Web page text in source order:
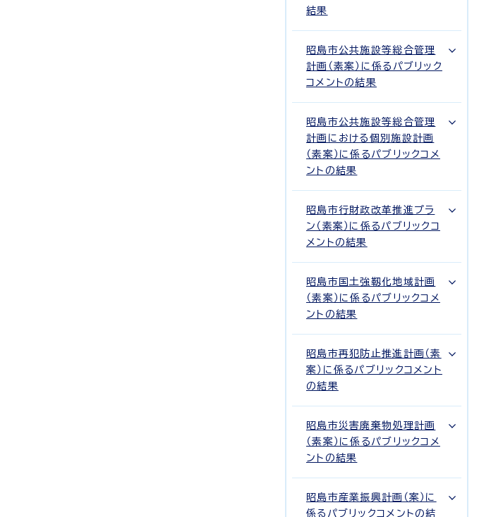
結果
昭島市公共施設等総合管理
計画（素案）に係るパブリック
コメントの結果
昭島市公共施設等総合管理
計画における個別施設計画
（素案）に係るパブリックコメ
ントの結果
昭島市行財政改革推進プラ
ン（素案）に係るパブリックコ
メントの結果
昭島市国土強靱化地域計画
（素案）に係るパブリックコメ
ントの結果
昭島市再犯防止推進計画（素
案）に係るパブリックコメント
の結果
昭島市災害廃棄物処理計画
（素案）に係るパブリックコメ
ントの結果
昭島市産業振興計画（案）に
係るパブリックコメントの結